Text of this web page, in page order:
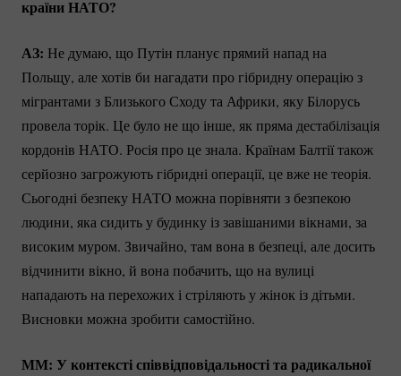
країни НАТО?
АЗ: Не думаю, що Путін планує прямий напад на
Польщу, але хотів би нагадати про гібридну операцію з
мігрантами з Близького Сходу та Африки, яку Білорусь
провела торік. Це було не що інше, як пряма дестабілізація
кордонів НАТО. Росія про це знала. Країнам Балтії також
серйозно загрожують гібридні операції, це вже не теорія.
Сьогодні безпеку НАТО можна порівняти з безпекою
людини, яка сидить у будинку із завішаними вікнами, за
високим муром. Звичайно, там вона в безпеці, але досить
відчинити вікно, й вона побачить, що на вулиці
нападають на перехожих і стріляють у жінок із дітьми.
Висновки можна зробити самостійно.
ММ: У контексті співвідповідальності та радикальної